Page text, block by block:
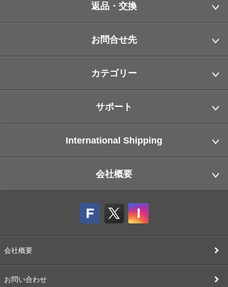
返品・交換
お問合せ先
カテゴリー
サポート
International Shipping
会社概要
会社概要
お問い合わせ